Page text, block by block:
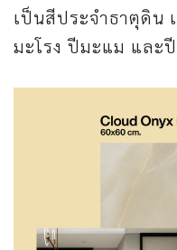
เป็นสีประจำธาตุดิน
มะโรง ปีมะแม และ